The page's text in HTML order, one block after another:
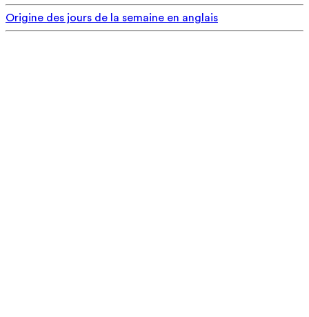
Origine des jours de la semaine en anglais